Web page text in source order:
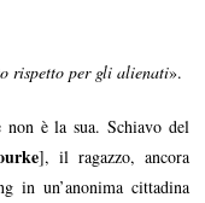
rispetto per gli alienati».
è la sua. Schiavo del
], il ragazzo, ancora
in un’anonima cittadina